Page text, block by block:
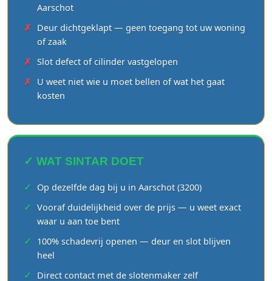
Aarschot
Deur dichtgeklapt — geen toegang tot uw woning
of zaak
Slot defect of cilinder vastgelopen
U weet niet wie u moet bellen of wat het gaat
kosten
✓ WAT SINTAR DOET
Op dezelfde dag bij u in Aarschot (3200)
Vooraf duidelijkheid over de prijs — u weet exact
waar u aan toe bent
100% schadevrij openen — deur en slot blijven
heel
Direct contact met de slotenmaker zelf